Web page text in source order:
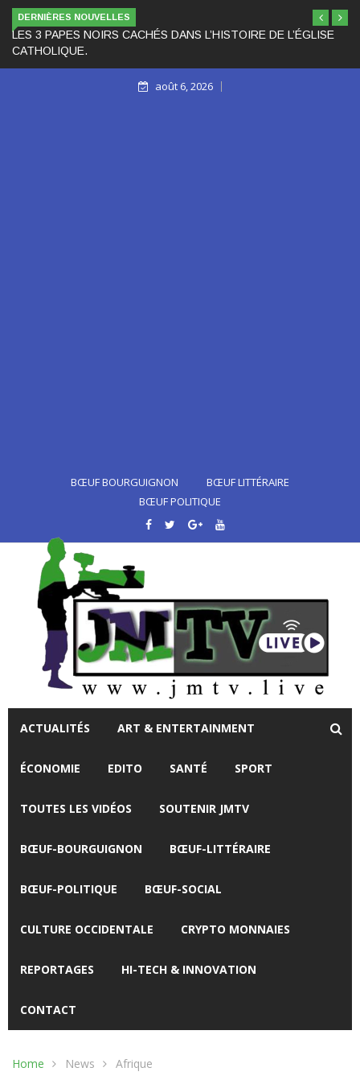
DERNIÈRES NOUVELLES
LES 3 PAPES NOIRS CACHÉS DANS L’HISTOIRE DE L’ÉGLISE
CATHOLIQUE.
août 6, 2026
BŒUF BOURGUIGNON
BŒUF LITTÉRAIRE
BŒUF POLITIQUE
ACTUALITÉS ART & ENTERTAINMENT
ÉCONOMIE EDITO SANTÉ SPORT
TOUTES LES VIDÉOS SOUTENIR JMTV
BŒUF-BOURGUIGNON BŒUF-LITTÉRAIRE
BŒUF-POLITIQUE BŒUF-SOCIAL
CULTURE OCCIDENTALE CRYPTO MONNAIES
REPORTAGES HI-TECH & INNOVATION
CONTACT
Home News Afrique